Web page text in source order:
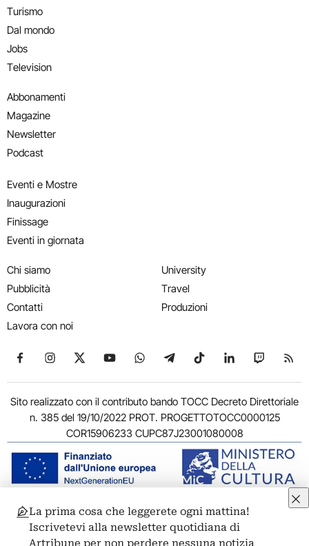
Turismo
Dal mondo
Jobs
Television
Abbonamenti
Magazine
Newsletter
Podcast
Eventi e Mostre
Inaugurazioni
Finissage
Eventi in giornata
Chi siamo
Pubblicità
Contatti
Lavora con noi
University
Travel
Produzioni
Seguici su Facebook
Seguici su Instagram
Seguici su X
Seguici su YouTube
Seguici su WhatsApp
Seguici su Telegram
Seguici su TikTok
Seguici su
Seguici
Sito realizzato con il contributo bando TOCC Decreto Direttoriale
n. 385 del 19/10/2022 PROT. PROGETTOTOCC0000125
COR15906233 CUPC87J23001080008
© 2011-2026 ARTRIBUNE srl – Corso Vittorio Emanuele II, 287 –
00186 Roma - P.I. 11381581005
La prima cosa che leggerete ogni mattina!
Iscrivetevi alla newsletter quotidiana di
Artribune per non perdere nessuna notizia